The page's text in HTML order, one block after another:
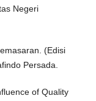
Negeri
(Edisi
Persada.
of Quality